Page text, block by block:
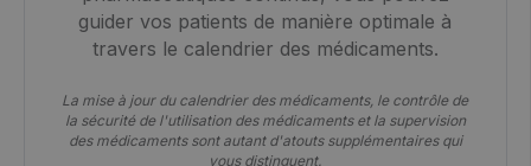
guider vos patients de manière optimale à
travers le calendrier des médicaments.
La mise à jour du calendrier des médicaments, le contrôle de
la sécurité de l'utilisation des médicaments et la supervision
des médicaments sont autant d'atouts supplémentaires qui
vous distinguent.